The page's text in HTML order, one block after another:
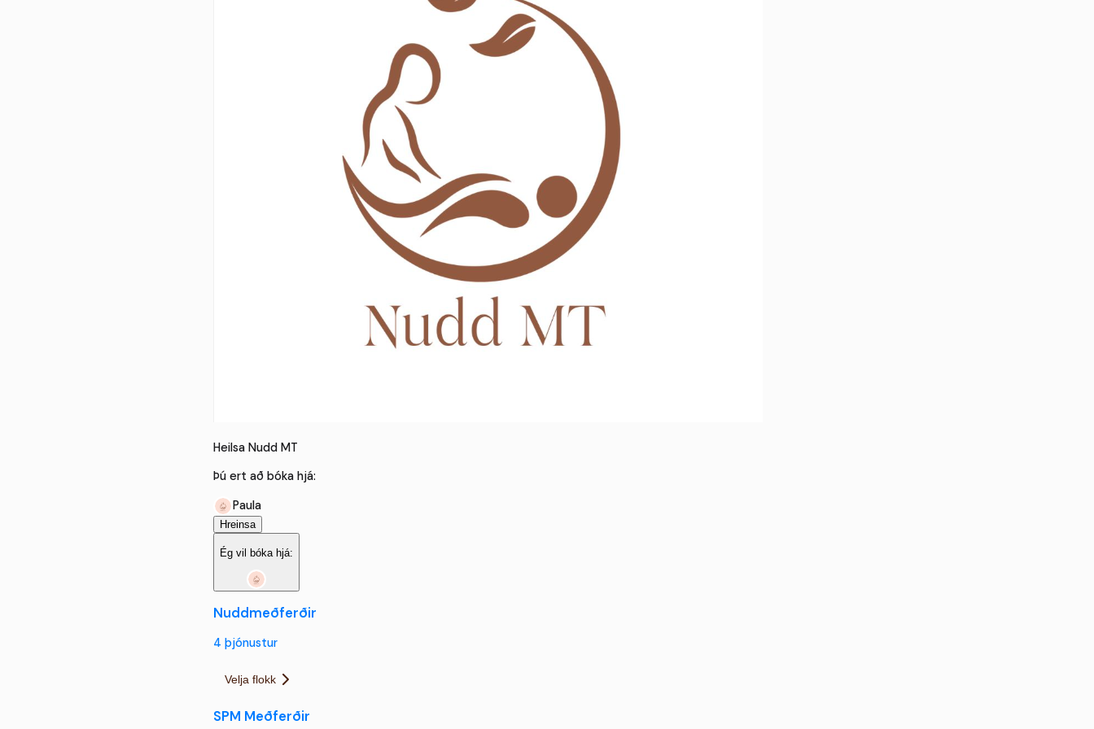
Heilsa Nudd MT
Þú ert að bóka hjá:
Paula
Hreinsa
Ég vil bóka hjá:
Nuddmeðferðir
4 þjónustur
Velja flokk
SPM Meðferðir